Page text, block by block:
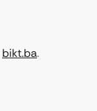
bikt.ba.